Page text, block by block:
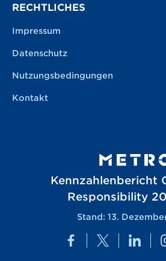
RECHTLICHES
Impressum
Datenschutz
Nutzungsbedingungen
Kontakt
Kennzahlenbericht
Responsibility
Stand: 13.
Facebook
Twitter